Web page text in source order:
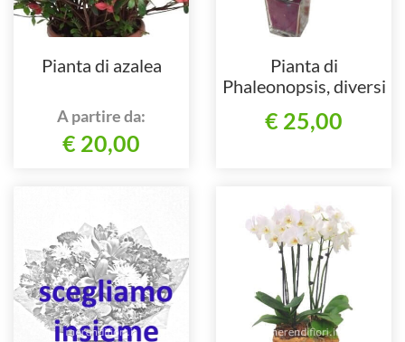
Pianta di azalea
A partire da:
€ 20,00
Pianta di
Phaleonopsis, diversi
€ 25,00